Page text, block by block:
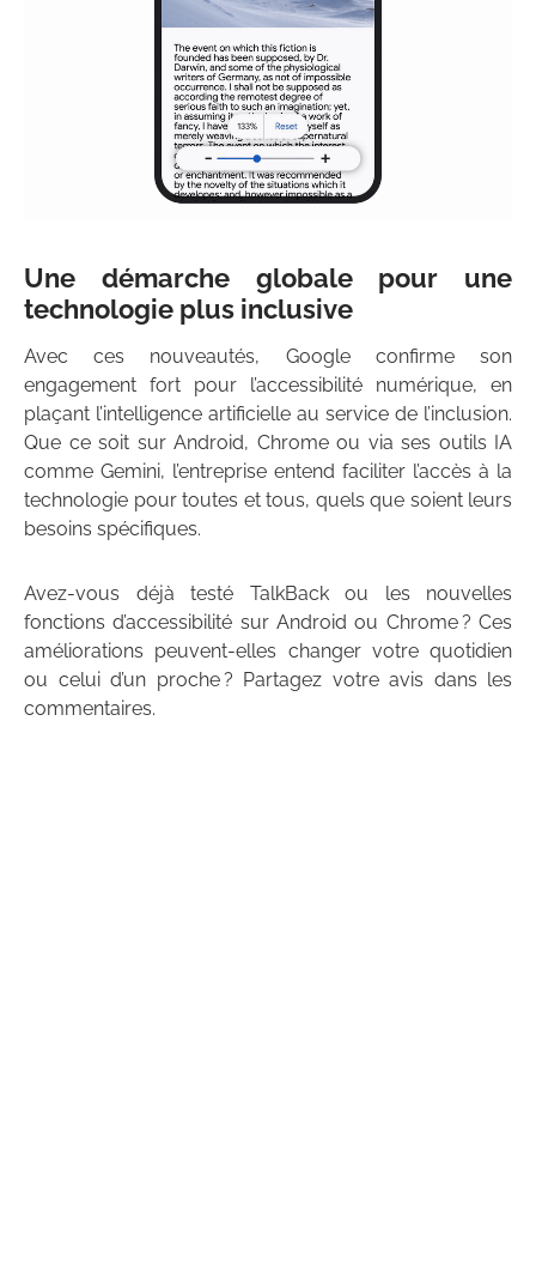
Une démarche globale pour une
technologie plus inclusive
Avec ces nouveautés, Google confirme son
engagement fort pour l’accessibilité numérique, en
plaçant l’intelligence artificielle au service de l’inclusion.
Que ce soit sur Android, Chrome ou via ses outils IA
comme Gemini, l’entreprise entend faciliter l’accès à la
technologie pour toutes et tous, quels que soient leurs
besoins spécifiques.
Avez-vous déjà testé TalkBack ou les nouvelles
fonctions d’accessibilité sur Android ou Chrome ? Ces
améliorations peuvent-elles changer votre quotidien
ou celui d’un proche ? Partagez votre avis dans les
commentaires.